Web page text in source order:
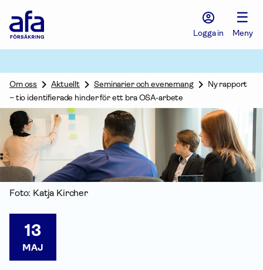
Försäkring
Logga in
☰
Meny
Om oss Aktuellt Seminarier och evenemang
Ny rapport
– tio identifierade hinder för ett bra OSA-arbete
Foto: Katja Kircher
13
MAJ